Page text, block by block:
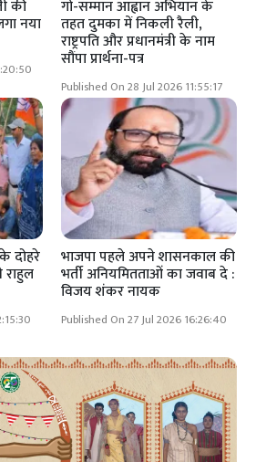
की
नया
गो-सम्मान आह्वान अभियान के
तहत दुमका में निकली रैली,
राष्ट्रपति और प्रधानमंत्री के नाम
सौंपा प्रार्थना-पत्र
Published On 28 Jul 2026 11:55:17
दोहरे
राहुल
भाजपा पहले अपने शासनकाल की
भर्ती अनियमितताओं का जवाब दे :
विजय शंकर नायक
Published On 27 Jul 2026 16:26:40